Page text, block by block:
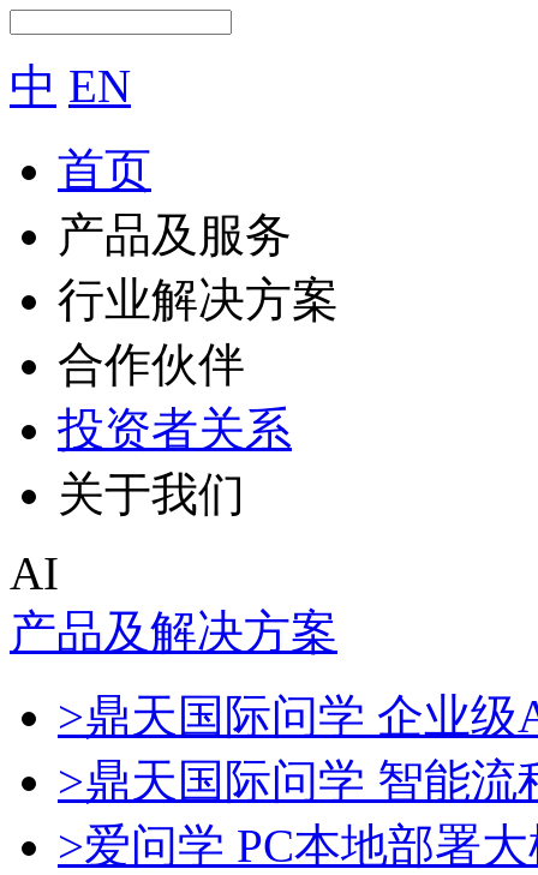
中 EN
首页
产品及服务
行业解决方案
合作伙伴
投资者关系
关于我们
AI
产品及解决方案
>鼎天国际问学 企业级
>鼎天国际问学 智能流
>爱问学 PC本地部署